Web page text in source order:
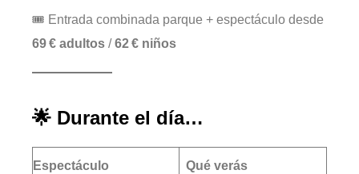
🎟 Entrada combinada parque + espectáculo desde
69 € adultos /62 € niños
🌟 Durante el día…
Espectáculo Qué verás